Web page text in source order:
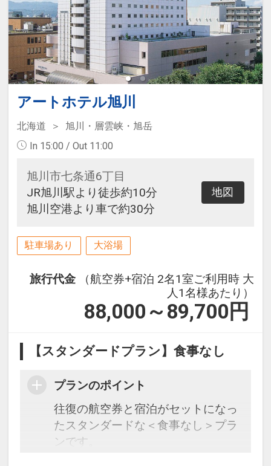
アートホテル旭川
北海道
旭川・層雲峡・旭岳
In 15:00 / Out 11:00
旭川市七条通6丁目
JR旭川駅より徒歩約10分
旭川空港より車で約30分
地図
駐車場あり 大浴場
旅行代金
（航空券+宿泊 2名1室ご利用時 大
人1名様あたり）
88,000～89,700 円
【スタンダードプラン】食事なし
プランのポイント
往復の航空券と宿泊がセットになっ
たスタンダードな＜食事なし＞プラ
ンです。